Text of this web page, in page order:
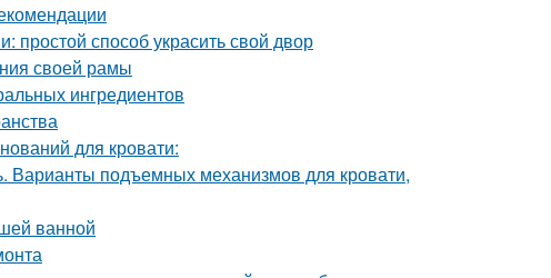
простой способ украсить свой двор
своей рамы
ингредиентов
для кровати:
Варианты подъемных механизмов для кровати,
ванной